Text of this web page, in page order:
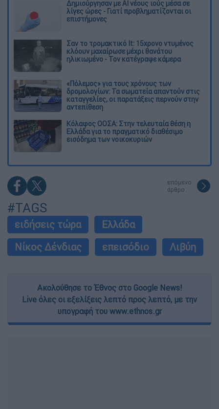
Δημιούργησαν με AI νέους ιούς μέσα σε
λίγες ώρες - Γιατί προβληματίζονται οι
επιστήμονες
Σαν το τρομακτικό It: 15χρονο ντυμένος
κλόουν μαχαίρωσε μέχρι θανάτου
ηλικιωμένο - Τον κατέγραψε κάμερα
«Πόλεμος» για τους χρόνους των
δρομολογίων: Τα σωματεία απαντούν στις
καταγγελίες, οι παρατάξεις περνούν στην
αντεπίθεση
Κόλαφος ΟΟΣΑ: Στην τελευταία θέση η
Ελλάδα για το πραγματικό διαθέσιμο
εισόδημα των νοικοκυριών
επόμενο
άρθρο
#TAGS
ειδήσεις τώρα
Ελλάδα
Νίκος Δένδιας
επεισόδιο Λιβύη
Ακολούθησε το Έθνος στο Google News!
Live όλες οι εξελίξεις λεπτό προς λεπτό, με την
υπογραφή του www.ethnos.gr